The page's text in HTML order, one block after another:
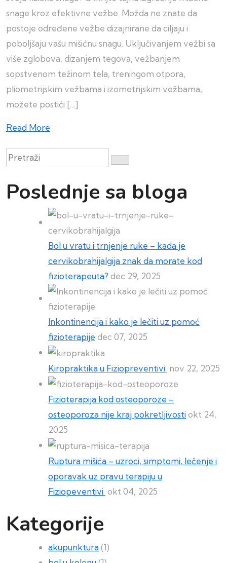
snage kroz efektivne vežbe. Možda ne znate da
postoje određene vežbe dizajnirane da ciljaju i
poboljšaju vašu mišićnu snagu. Uključivanjem vežbi sa
više zglobova, dizanjem tegova, vežbanjem
sopstvenom težinom tela, treningom otpora,
pliometrijskim vežbama i izometrijskim vežbama,
možete postići […]
Read More
Pretraži
Poslednje sa bloga
Bol u vratu i trnjenje ruke – kada je
cervikobrahijalgija znak da morate kod
fizioterapeuta? dec 29, 2025
Inkontinencija i kako je lečiti uz pomoć
fizioterapije dec 07, 2025
Kiropraktika u Fiziopreventivi nov 22, 2025
Fizioterapija kod osteoporoze –
osteoporoza nije kraj pokretljivostiokt 24,
2025
Ruptura mišića – uzroci, simptomi, lečenje i
oporavak uz pravu terapiju u
Fiziopeventivi okt 04, 2025
Kategorije
akupunktura (1)